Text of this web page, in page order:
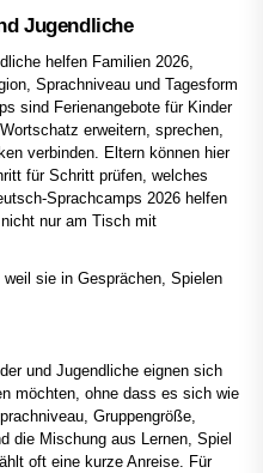
Jugendliche
helfen Familien 2026,
Sprachniveau und Tagesform
sind Ferienangebote für Kinder
erweitern, sprechen,
verbinden. Eltern können hier
für Schritt prüfen, welches
Sprachcamps 2026 helfen
nur am Tisch mit
sie in Gesprächen, Spielen
und Jugendliche eignen sich
möchten, ohne dass es sich wie
Gruppengröße,
die Mischung aus Lernen, Spiel
oft eine kurze Anreise. Für